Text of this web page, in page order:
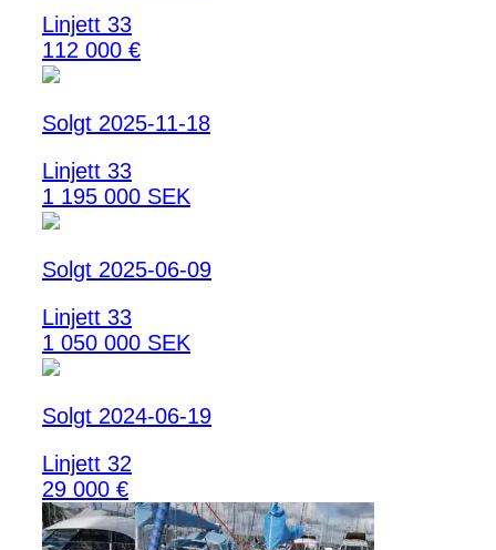
Linjett 33
112 000 €
Solgt 2025-11-18
Linjett 33
1 195 000 SEK
Solgt 2025-06-09
Linjett 33
1 050 000 SEK
Solgt 2024-06-19
Linjett 32
29 000 €